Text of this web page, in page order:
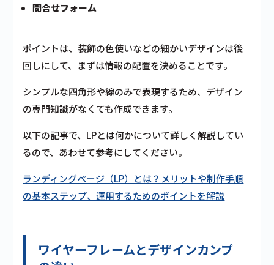
問合せフォーム
ポイントは、装飾の色使いなどの細かいデザインは後
回しにして、まずは情報の配置を決めることです。
シンプルな四角形や線のみで表現するため、デザイン
の専門知識がなくても作成できます。
以下の記事で、LPとは何かについて詳しく解説してい
るので、あわせて参考にしてください。
ランディングページ（LP）とは？メリットや制作手順
の基本ステップ、運用するためのポイントを解説
ワイヤーフレームとデザインカンプ